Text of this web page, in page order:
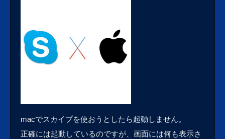
macでスカイプを使おうとしたら起動しません。
正確には起動しているのですが、画面には何も表示さ